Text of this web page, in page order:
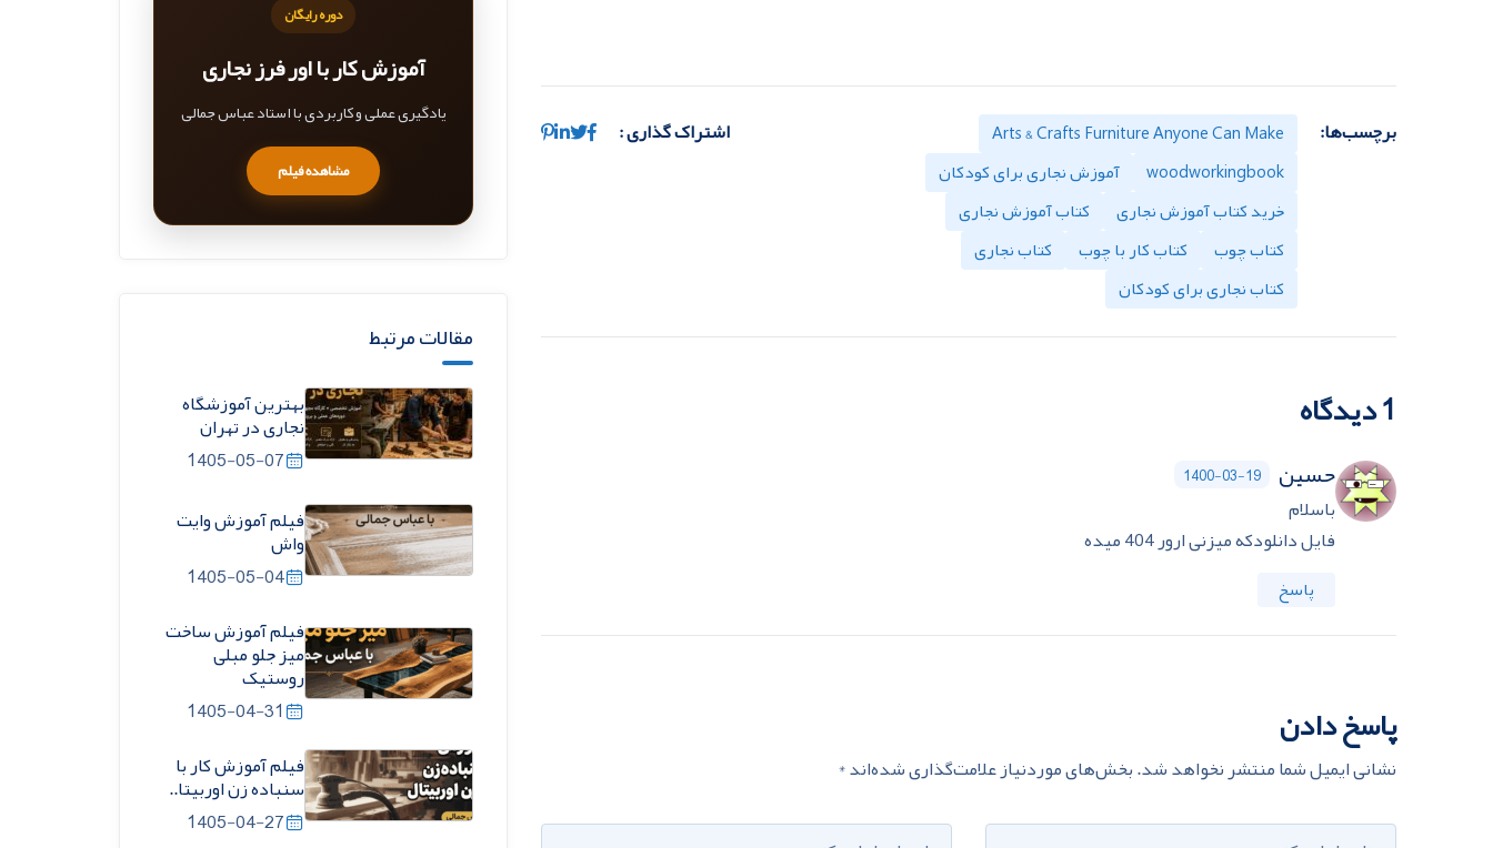
برچسب‌ها:
Arts & Crafts Furniture Anyone Can Make
woodworkingbook
آموزش نجاری برای کودکان
خرید کتاب آموزش نجاری
کتاب آموزش نجاری
کتاب چوب
کتاب کار با چوب
کتاب نجاری
کتاب نجاری برای کودکان
اشتراک گذاری :
1 دیدگاه
حسین 1400-03-19
باسلام
فایل دانلودکه میزنی ارور 404 میده
پاسخ
پاسخ دادن
نشانی ایمیل شما منتشر نخواهد شد.بخش‌های موردنیاز علامت‌گذاری شده‌اند*
دوره رایگان
آموزش کار با اور فرز نجاری
یادگیری عملی و کاربردی با استاد عباس جمالی
مشاهده فیلم
مقالات مرتبط
بهترین آموزشگاه
نجاری در تهران
1405-05-07
فیلم آموزش وایت
واش
1405-05-04
فیلم آموزش ساخت
میز جلو مبلی
روستیک
1405-04-31
فیلم آموزش کار با
سنباده زن اوربیتا..
1405-04-27